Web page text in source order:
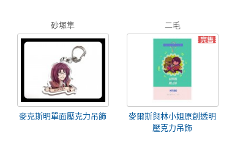
砂塚隼
麥克斯明單面壓克力吊飾
二毛
麥爾斯與林小姐原創透明
壓克力吊飾